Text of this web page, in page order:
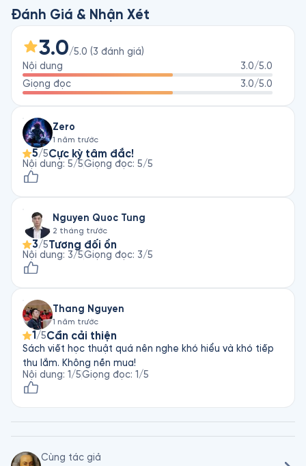
thư ­ (Encyclopédie) đồ sộ, có giá trị khoa học, triết học... tổng
kết những tri thức của thời đại dưới ánh sáng của tư tưởng
mới lúc bấy giờ. Giữa Diderot - triết gia, Diderot - nhà văn với
Diderot - nhà mỹ học, nghiên cứu và phê bình nghệ thuật có
mối liên quan khăng khít. Có thể nói, những con người ấy
trong Diderot thâm nhập sâu sắc vào nhau. Những tác phẩm
nghiên cứu, phê bình nghệ thuật của ông không khô khan đơn
điệu mà giàu sắc thái văn chương.
Đánh Giá & Nhận Xét
3.0/5.0 (3 đánh giá)
Nội dung
3.0/5.0
Giọng đọc
3.0/5.0
Zero
1 năm trước
5/5Cực kỳ tâm đắc!
Nội dung: 5/5Giọng đọc: 5/5
Nguyen Quoc Tung
2 tháng trước
3/5Tương đối ổn
Nội dung: 3/5Giọng đọc: 3/5
Thang Nguyen
1 năm trước
1 /5Cần cải thiện
Sách viết học thuật quá nên nghe khó hiểu và khó tiếp
thu lắm. Không nền mua!
Nội dung: 1 /5Giọng đọc: 1 /5
Cùng tác giả